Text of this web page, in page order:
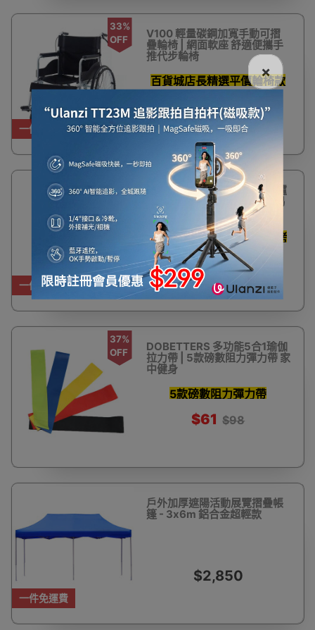
一件免運費
33%
OFF
V100 輕量碳鋼加寬手動可摺
疊輪椅 | 網面軟座 舒適便攜手
推代步輪椅
百貨城店長精選平價輪椅款
$780 $1,180
一件免運費
OFF
22寸圓鼓形不銹鋼BBQ燒烤爐
| 戶外野餐 | 派對聚會 | 耐用易
潔
一班人圍住燒 弧型爐蓋燜烤
鎖住肉汁
$650 $699
37%
OFF
DOBETTERS 多功能5合1瑜伽
拉力帶 | 5款磅數阻力彈力帶 家
中健身
5款磅數阻力彈力帶
$61 $98
一件免運費
戶外加厚遮陽活動展覽摺疊帳
篷 - 3x6m 鋁合金超輕款
$2,850
×